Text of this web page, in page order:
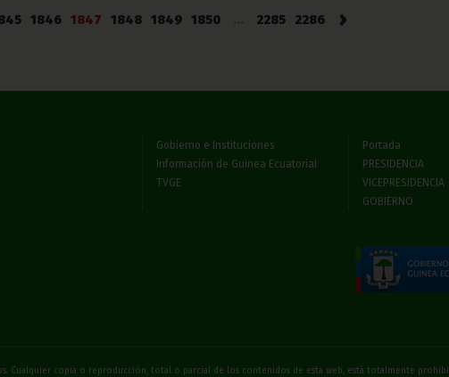
1846 1847 1848 1849 1850 2285 2286 ›
Gobierno e Instituciones
Información de Guinea Ecuatorial
TVGE
Portada
PRESIDENCIA
VICEPRESIDENCIA
GOBIERNO
Cualquier copia o reproducción, total o parcial de los contenidos de esta web, está totalmente